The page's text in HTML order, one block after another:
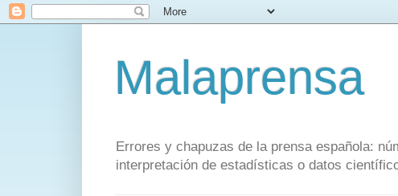
Malaprensa
Errores y chapuzas de la prensa española:
interpretación de estadísticas o datos